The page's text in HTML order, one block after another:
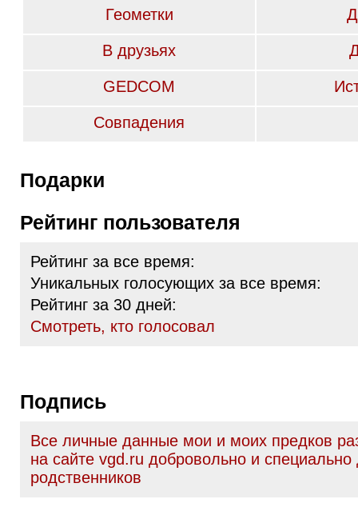
Геометки
В друзьях
GEDCOM
Совпадения
Подарки
Рейтинг пользователя
Рейтинг за все время:
Уникальных голосующих за все время:
Рейтинг за 30 дней:
Cмотреть, кто голосовал
Подпись
Все личные данные мои и моих предков
на сайте vgd.ru добровольно и специально
родственников